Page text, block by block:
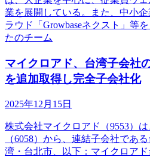
業を展開している。また、中小
ラウド「Growbaseネクスト」等
たのチーム
マイクロアド、台湾子会社
を追加取得し完全子会社化
2025年12月15日
株式会社マイクロアド（9553）
（6058）から、連結子会社であ
湾・台北市、以下：マイクロア